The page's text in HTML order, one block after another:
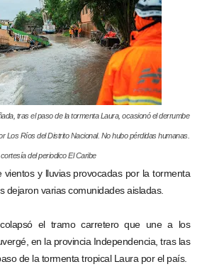
tras el paso de la tormenta Laura, ocasionó el derrumbe
Los Ríos del Distrito Nacional. No hubo pérdidas humanas.
cortesía del periodico El Caribe
vientos y lluvias provocadas por la tormenta
dejaron varias comunidades aisladas.
el tramo carretero que une a los
en la provincia Independencia, tras las
de la tormenta tropical Laura por el país.